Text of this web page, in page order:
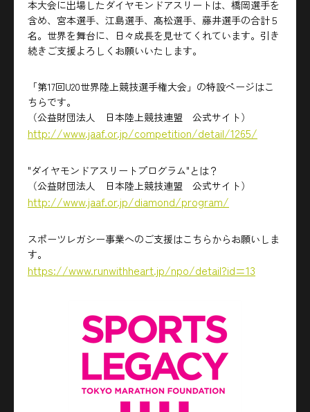
本大会に出場したダイヤモンドアスリートは、橋岡選手を
含め、宮本選手、江島選手、髙松選手、藤井選手の合計５
名。世界を舞台に、日々成長を見せてくれています。引き
続きご支援よろしくお願いいたします。
「第17回U20世界陸上競技選手権大会」の特設ページはこ
ちらです。
（公益財団法人 日本陸上競技連盟 公式サイト）
http://www.jaaf.or.jp/competition/detail/1265/
"ダイヤモンドアスリートプログラム"とは？
（公益財団法人 日本陸上競技連盟 公式サイト）
http://www.jaaf.or.jp/diamond/program/
スポーツレガシー事業へのご支援はこちらからお願いしま
す。
https://www.runwithheart.jp/npo/detail?id=13